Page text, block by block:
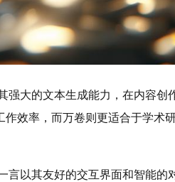
强大的文本生成能力，在内容
效率，而万卷则更适合于学
言以其友好的交互界面和智能